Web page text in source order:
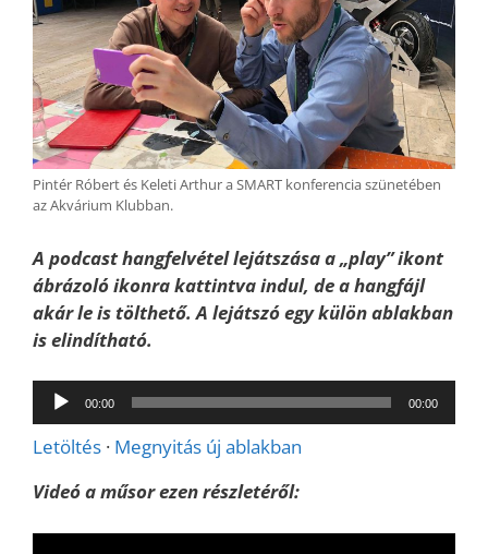
Pintér Róbert és Keleti Arthur a SMART konferencia szünetében
az Akvárium Klubban.
A podcast hangfelvétel lejátszása a „play” ikont
ábrázoló ikonra kattintva indul, de a hangfájl
akár le is tölthető. A lejátszó egy külön ablakban
is elindítható.
Audió
lejátszó
00:00 00:00
Letöltés · Megnyitás új ablakban
Videó a műsor ezen részletéről: